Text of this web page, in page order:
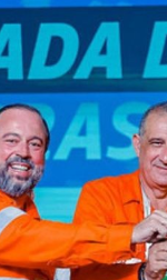
HGLG11
XPLG11
KNRI11
KNCR11
Ver todos